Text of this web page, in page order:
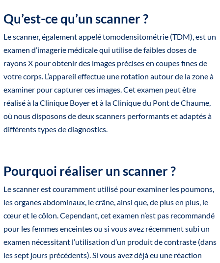
Qu’est-ce qu’un scanner ?
Le scanner, également appelé tomodensitométrie (TDM), est un
examen d’imagerie médicale qui utilise de faibles doses de
rayons X pour obtenir des images précises en coupes fines de
votre corps. L’appareil effectue une rotation autour de la zone à
examiner pour capturer ces images. Cet examen peut être
réalisé à la Clinique Boyer et à la Clinique du Pont de Chaume,
où nous disposons de deux scanners performants et adaptés à
différents types de diagnostics.
Pourquoi réaliser un scanner ?
Le scanner est couramment utilisé pour examiner les poumons,
les organes abdominaux, le crâne, ainsi que, de plus en plus, le
cœur et le côlon. Cependant, cet examen n’est pas recommandé
pour les femmes enceintes ou si vous avez récemment subi un
examen nécessitant l’utilisation d’un produit de contraste (dans
les sept jours précédents). Si vous avez déjà eu une réaction